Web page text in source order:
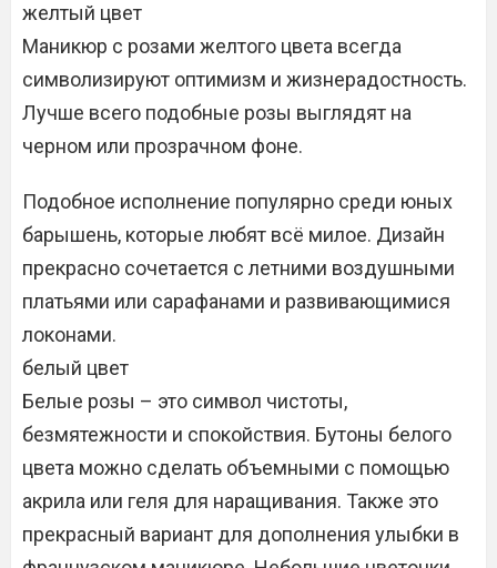
желтый цвет
Маникюр с розами желтого цвета всегда
символизируют оптимизм и жизнерадостность.
Лучше всего подобные розы выглядят на
черном или прозрачном фоне.
Подобное исполнение популярно среди юных
барышень, которые любят всё милое. Дизайн
прекрасно сочетается с летними воздушными
платьями или сарафанами и развивающимися
локонами.
белый цвет
Белые розы – это символ чистоты,
безмятежности и спокойствия. Бутоны белого
цвета можно сделать объемными с помощью
акрила или геля для наращивания. Также это
прекрасный вариант для дополнения улыбки в